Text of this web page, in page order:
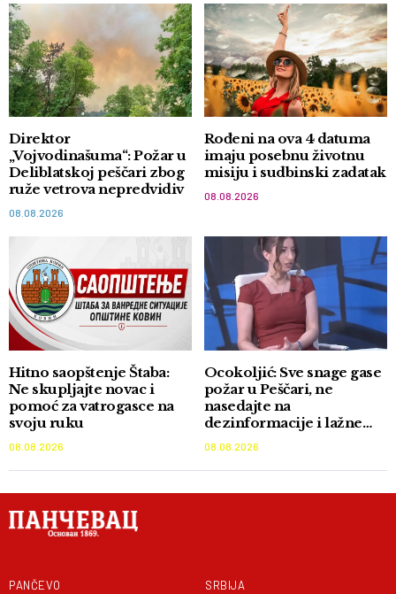
Direktor
„Vojvodinašuma“: Požar u
Deliblatskoj peščari zbog
ruže vetrova nepredvidiv
08.08.2026
Rođeni na ova 4 datuma
imaju posebnu životnu
misiju i sudbinski zadatak
08.08.2026
Hitno saopštenje Štaba:
Ne skupljajte novac i
pomoć za vatrogasce na
svoju ruku
08.08.2026
Ocokoljić: Sve snage gase
požar u Peščari, ne
nasedajte na
dezinformacije i lažne
08.08.2026
PANČEVO SRBIJA